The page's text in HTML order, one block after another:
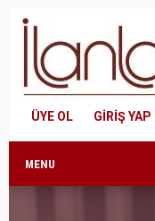
ÜYE OL GİRİŞ YAP
MENU